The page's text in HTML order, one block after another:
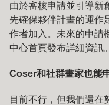
由於審核申請並引導新
先確保夥伴計畫的運作
作者加入。未來的申請
中心首頁發布詳細資訊。
Coser和社群畫家也能
目前不行，但我們還在